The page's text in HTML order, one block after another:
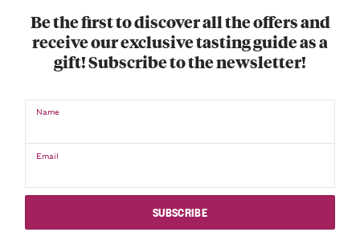
Be the first to discover all the offers and
receive our exclusive tasting guide as a
gift! Subscribe to the newsletter!
Name
Email